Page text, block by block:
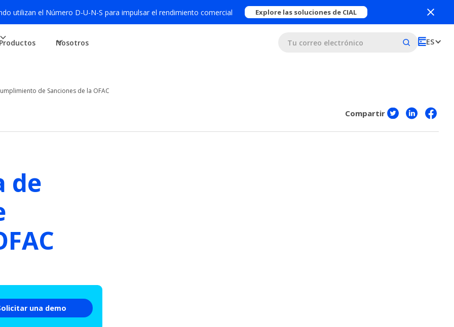
utilizan el Número D-U-N-S para impulsar el rendimiento comercial Explore las soluciones de CIAL
Productos Nosotros ES
de Sanciones de la OFAC
Compartir
de
una demo